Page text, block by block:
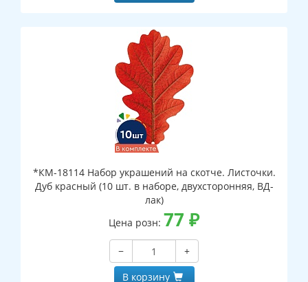
*КМ-18114 Набор украшений на скотче. Листочки.
Дуб красный (10 шт. в наборе, двухсторонняя, ВД-
лак)
Цена розн: 77 ₽
−
+
В корзину